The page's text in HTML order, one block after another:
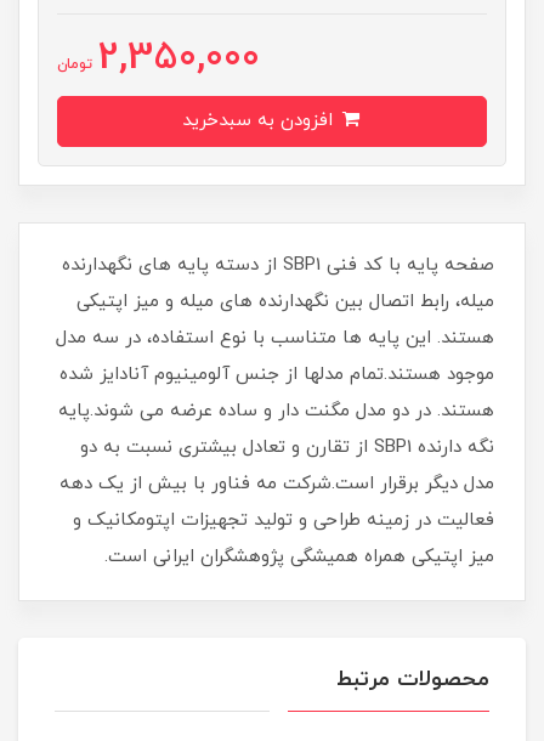
2,350,000 تومان
صفحه پایه با کد فنی SBP1 از دسته پایه های نگهدارنده
میله، رابط اتصال بین نگهدارنده های میله و میز اپتیکی
هستند. این پایه ها متناسب با نوع استفاده، در سه مدل
موجود هستند.تمام مدلها از جنس آلومینیوم آنادایز شده
هستند. در دو مدل مگنت دار و ساده عرضه می شوند.پایه
نگه دارنده SBP1 از تقارن و تعادل بیشتری نسبت به دو
مدل دیگر برقرار است.شرکت مه فناور با بیش از یک دهه
فعالیت در زمینه طراحی و تولید تجهیزات اپتومکانیک و
میز اپتیکی همراه همیشگی پژوهشگران ایرانی است.
محصولات مرتبط